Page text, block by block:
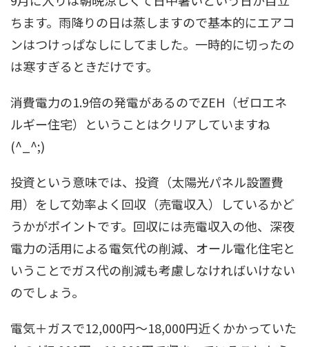
ちます。雨降りの日は蒸しますので基本的にエアコ
ンはつけっぱなしにしてました。一時的に切ったの
は寒すぎるときだけです。
消費電力の1.9倍の発電があるのでZEH（ゼロエネ
ルギー住宅）ということはクリアしていますね
(^_^;)
投資という意味では、投資（太陽光パネル設置費
用）をして効率よく回収（売電収入）しているかど
うかがポイントです。回収には売電収入の他、深夜
電力の活用による電気代の削減、オール電化住宅と
いうことでガス代の削減も考慮しなければいけない
のでしょう。
電気＋ガスで12,000円～18,000円近くかかっていた